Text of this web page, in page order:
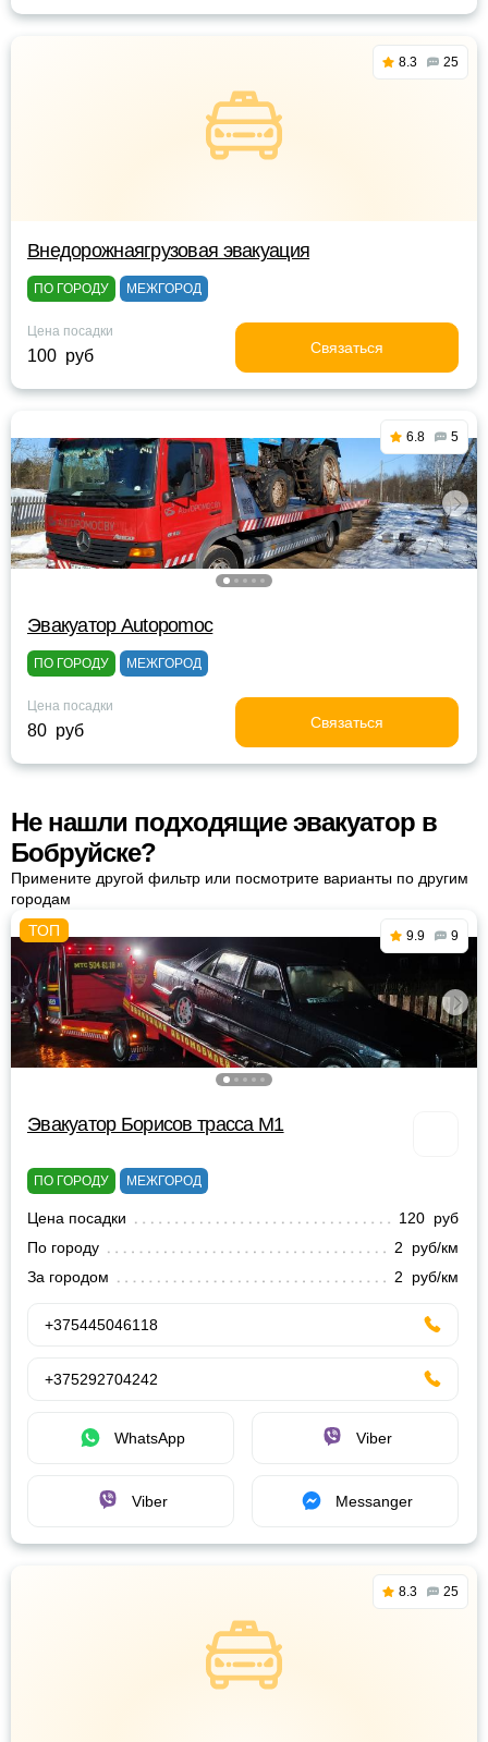
8.3 25
Внедорожнаягрузовая эвакуация
ПО ГОРОДУ МЕЖГОРОД
Цена посадки
100 руб Связаться
6.8 5
Эвакуатор Autopomoc
ПО ГОРОДУ МЕЖГОРОД
Цена посадки
80 руб Связаться
Не нашли подходящие эвакуатор в
Бобруйске?
Примените другой фильтр или посмотрите варианты по другим
городам
9.9 9
Эвакуатор Борисов трасса М1
ПО ГОРОДУ МЕЖГОРОД
Цена посадки
120 руб
По городу
2 руб/км
За городом
2 руб/км
+375445046118
+375292704242
WhatsApp Viber
Viber Messanger
8.3 25